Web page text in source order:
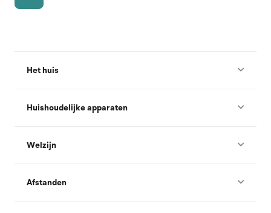
Het huis
Huishoudelijke apparaten
Welzijn
Afstanden